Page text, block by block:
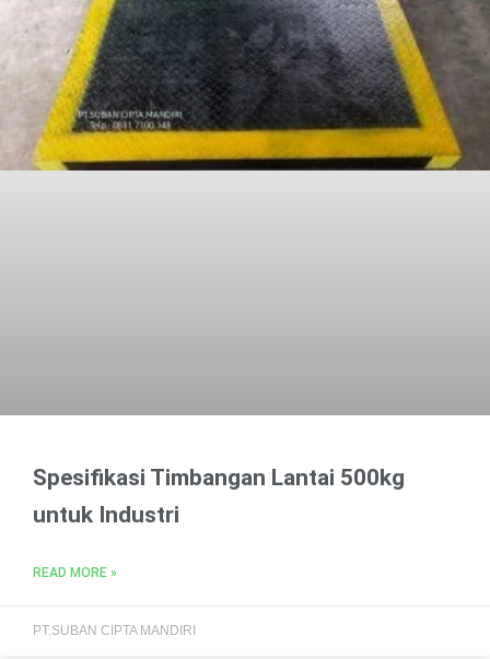
Spesifikasi Timbangan Lantai 500kg
untuk Industri
READ MORE »
PT.SUBAN CIPTA MANDIRI